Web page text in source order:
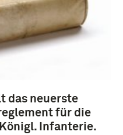
das neuerste
für die
Infanterie.